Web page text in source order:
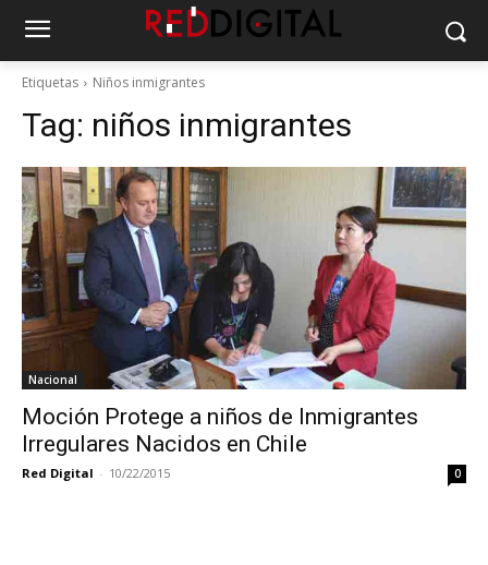
Etiquetas Niños inmigrantes
Tag: niños inmigrantes
Nacional
Moción Protege a niños de Inmigrantes
Irregulares Nacidos en Chile
Red Digital - 10/22/2015 0